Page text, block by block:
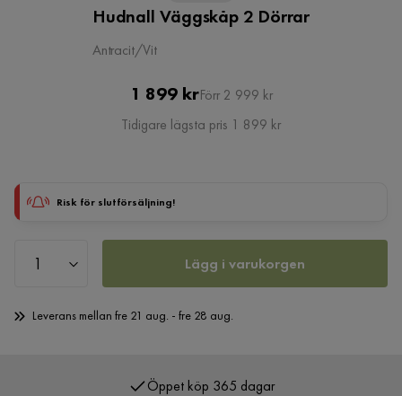
Hudnall Väggskåp 2 Dörrar
Antracit/Vit
Pris
1 899 krOriginal
Pris
Förr 2 999 kr
Tidigare lägsta pris 1 899 kr
Risk för slutförsäljning!
Lägg i varukorgen
Leverans mellan fre 21 aug. - fre 28 aug.
Öppet köp 365 dagar